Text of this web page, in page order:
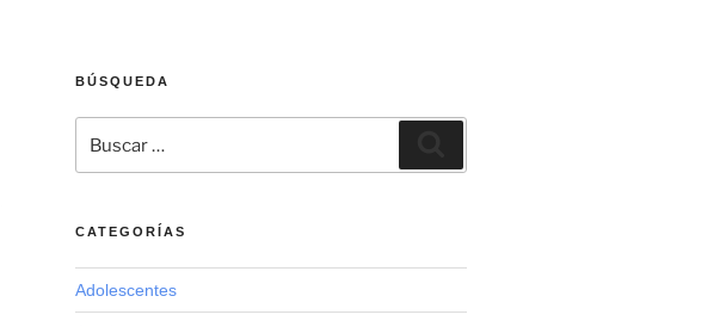
BÚSQUEDA
por:
CATEGORÍAS
Adolescentes